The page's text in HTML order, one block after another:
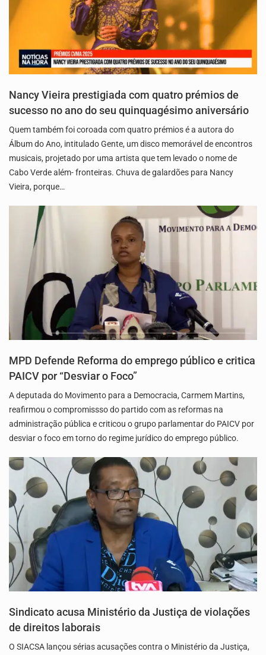
Nancy Vieira prestigiada com quatro prémios de
sucesso no ano do seu quinquagésimo aniversário
Quem também foi coroada com quatro prémios é a autora do
Álbum do Ano, intitulado Gente, um disco memorável de encontros
musicais, projetado por uma artista que tem levado o nome de
Cabo Verde além- fronteiras. Chuva de galardões para Nancy
Vieira, porque…
MPD Defende Reforma do emprego público e critica
PAICV por “Desviar o Foco”
A deputada do Movimento para a Democracia, Carmem Martins,
reafirmou o compromissso do partido com as reformas na
administração pública e criticou o grupo parlamentar do PAICV por
desviar o foco em torno do regime jurídico do emprego público.
Sindicato acusa Ministério da Justiça de violações
de direitos laborais
O SIACSA lançou sérias acusações contra o Ministério da Justiça,